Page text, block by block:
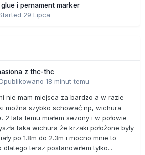
i pernament marker
29 Lipca
z thc-thc
18 minut temu
nie mam miejsca za bardzo a w razie
można szybko schować np, wichura
2 lata temu miałem sezony i w połowie
taka wichura że krzaki położone były
po 1.8m do 2.3m i mocno mnie to
dlatego teraz postanowiłem tylko...